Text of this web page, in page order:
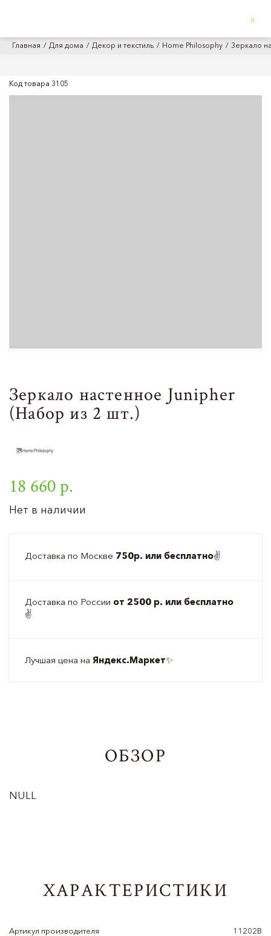
0
Главная Для дома Декор и текстиль Home Philosophy Зеркало
Код товара 3105
Зеркало настенное Junipher
(Набор из 2 шт.)
18 660 р.
Нет в наличии
Доставка по Москве 750р. или бесплатно✌️
Доставка по России от 2500 р. или бесплатно
✌️
Лучшая цена на Яндекс.Маркет✨
ОБЗОР
NULL
ХАРАКТЕРИСТИКИ
Артикул производителя 11202B